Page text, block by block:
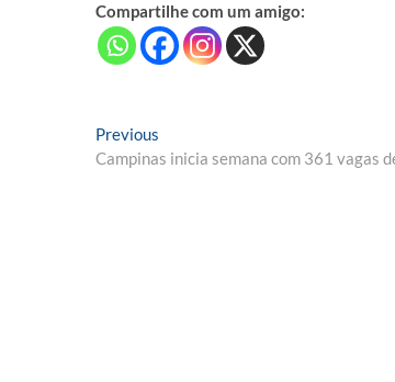
Compartilhe com um amigo:
Navegação
de
Previous
post:
Campinas inicia semana com 361 vagas